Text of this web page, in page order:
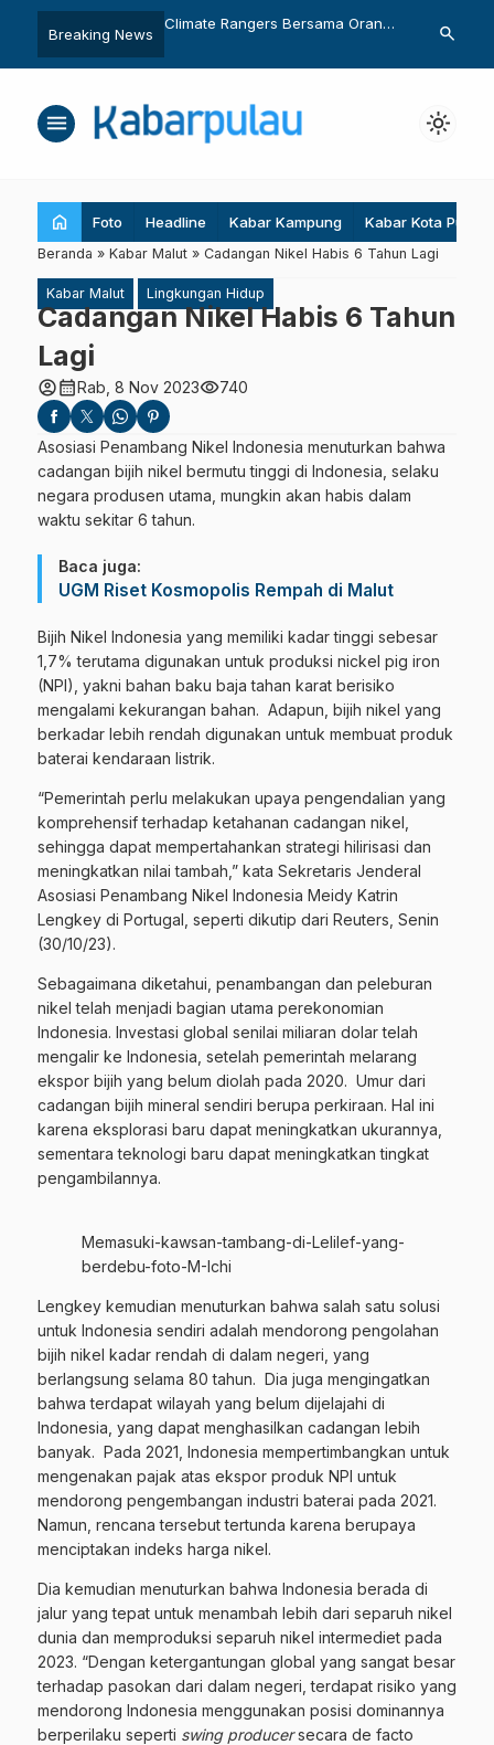
Breaking News
Vehicle (EV)
Climate Rangers Bersama Orang
Energi Fosil
Pulihkan
Mangrove
search
menu light_mode
home Foto Headline Kabar Kampung Kabar Kota Pulau
Beranda » Kabar Malut » Cadangan Nikel Habis 6 Tahun Lagi
Kabar Malut Lingkungan Hidup
Cadangan Nikel Habis 6 Tahun
Lagi
account_circlecalendar_monthRab, 8 Nov 2023visibility740
Asosiasi Penambang Nikel Indonesia menuturkan bahwa
cadangan bijih nikel bermutu tinggi di Indonesia, selaku
negara produsen utama, mungkin akan habis dalam
waktu sekitar 6 tahun.
Baca juga:
UGM Riset Kosmopolis Rempah di Malut
Bijih Nikel Indonesia yang memiliki kadar tinggi sebesar
1,7% terutama digunakan untuk produksi nickel pig iron
(NPI), yakni bahan baku baja tahan karat berisiko
mengalami kekurangan bahan. Adapun, bijih nikel yang
berkadar lebih rendah digunakan untuk membuat produk
baterai kendaraan listrik.
“Pemerintah perlu melakukan upaya pengendalian yang
komprehensif terhadap ketahanan cadangan nikel,
sehingga dapat mempertahankan strategi hilirisasi dan
meningkatkan nilai tambah,” kata Sekretaris Jenderal
Asosiasi Penambang Nikel Indonesia Meidy Katrin
Lengkey di Portugal, seperti dikutip dari Reuters, Senin
(30/10/23).
Sebagaimana diketahui, penambangan dan peleburan
nikel telah menjadi bagian utama perekonomian
Indonesia. Investasi global senilai miliaran dolar telah
mengalir ke Indonesia, setelah pemerintah melarang
ekspor bijih yang belum diolah pada 2020. Umur dari
cadangan bijih mineral sendiri berupa perkiraan. Hal ini
karena eksplorasi baru dapat meningkatkan ukurannya,
sementara teknologi baru dapat meningkatkan tingkat
pengambilannya.
Memasuki-kawsan-tambang-di-Lelilef-yang-
berdebu-foto-M-Ichi
Lengkey kemudian menuturkan bahwa salah satu solusi
untuk Indonesia sendiri adalah mendorong pengolahan
bijih nikel kadar rendah di dalam negeri, yang
berlangsung selama 80 tahun. Dia juga mengingatkan
bahwa terdapat wilayah yang belum dijelajahi di
Indonesia, yang dapat menghasilkan cadangan lebih
banyak. Pada 2021, Indonesia mempertimbangkan untuk
mengenakan pajak atas ekspor produk NPI untuk
mendorong pengembangan industri baterai pada 2021.
Namun, rencana tersebut tertunda karena berupaya
menciptakan indeks harga nikel.
Dia kemudian menuturkan bahwa Indonesia berada di
jalur yang tepat untuk menambah lebih dari separuh nikel
dunia dan memproduksi separuh nikel intermediet pada
2023. “Dengan ketergantungan global yang sangat besar
terhadap pasokan dari dalam negeri, terdapat risiko yang
mendorong Indonesia menggunakan posisi dominannya
berperilaku seperti swing producersecara de facto